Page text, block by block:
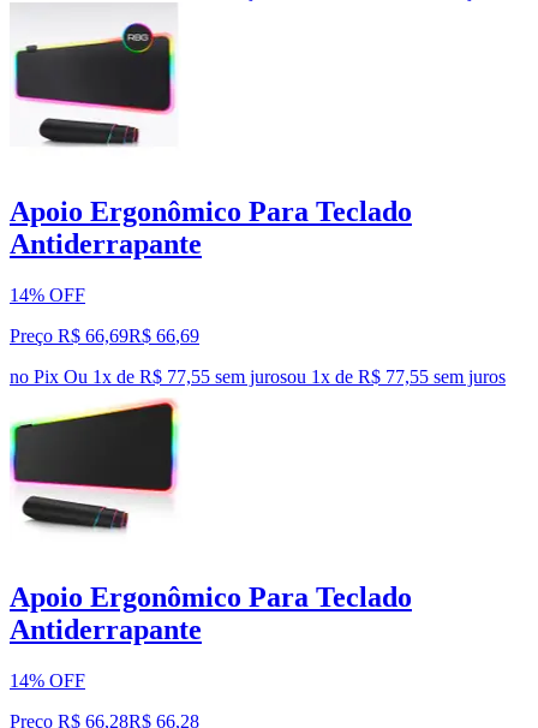
Apoio Ergonômico Para Teclado
Antiderrapante
14% OFF
Preço R$ 66,69R$ 66,69
no Pix Ou 1x de R$ 77,55 sem jurosou 1x de R$ 77,55 sem juros
Apoio Ergonômico Para Teclado
Antiderrapante
14% OFF
Preço R$ 66,28R$ 66,28